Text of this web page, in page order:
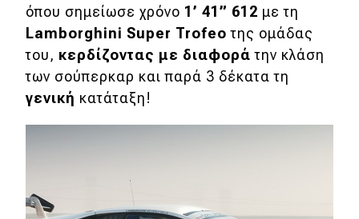
Τεχνολογία
Σταθμοί φόρτισης
Παρουσιάσεις
όπου σημείωσε χρόνο 1’ 41” 612 με τη
Lamborghini Super Trofeo της ομάδας
του, κερδίζοντας με διαφορά την κλάση
των σούπερκαρ και παρά 3 δέκατα τη
γενική κατάταξη!